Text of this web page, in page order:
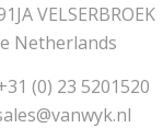
VELSERBROEK
Netherlands
(0) 23 5201520